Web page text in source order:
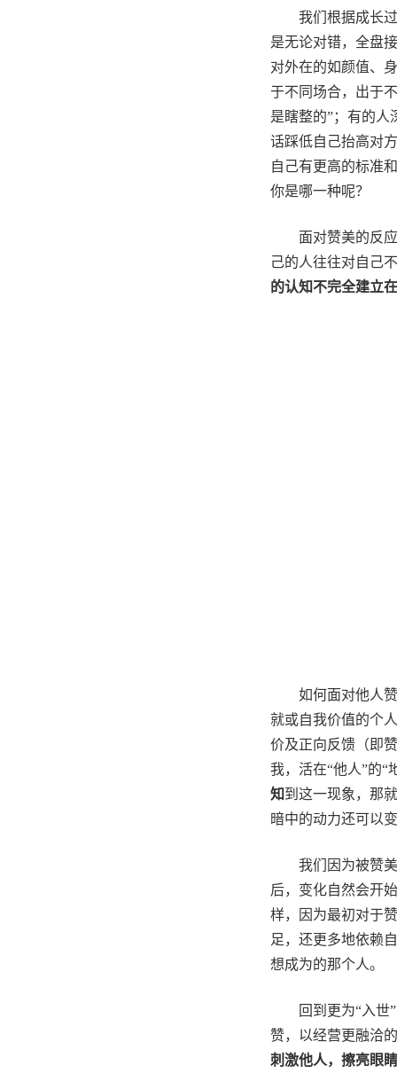
我们根据成长
是无论对错，全盘
对外在的如颜值、
于不同场合，出于
是瞎整的”；有的
话踩低自己抬高对
自己有更高的标准
你是哪一种呢？
面对赞美的反
己的人往往对自己
的认知不完全建立
如何面对他人
就或自我价值的个
价及正向反馈（即
我，活在“他人”的
知到这一现象，那
暗中的动力还可以
我们因为被赞
后，变化自然会开
样，因为最初对于
足，还更多地依赖
想成为的那个人。
回到更为“入
赞，以经营更融洽
刺激他人，擦亮眼